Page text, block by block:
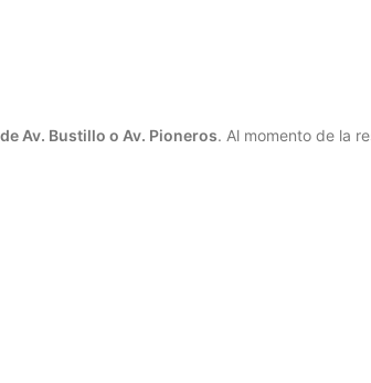
Av. Bustillo o Av. Pioneros. Al momento de la